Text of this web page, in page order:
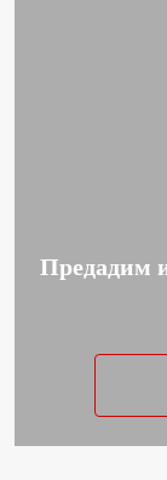
Предадим